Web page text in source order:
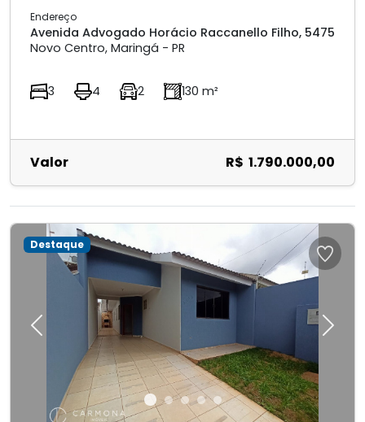
Endereço
Avenida Advogado Horácio Raccanello Filho, 5475
Novo Centro, Maringá - PR
3 4 2 130 m²
Valor R$ 1.790.000,00
Previous Next
Destaque